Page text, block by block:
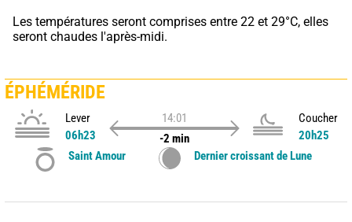
Les températures seront comprises entre 22 et 29°C, elles
seront chaudes l'après-midi.
ÉPHÉMÉRIDE
Lever
06h23
14:01
-2 min
Coucher
20h25
Saint Amour
Dernier croissant de Lune